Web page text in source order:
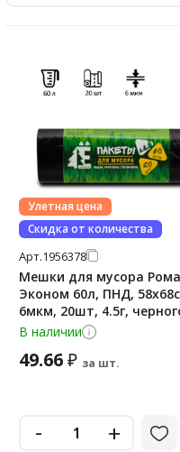
Улетная цена
Скидка от количества
Арт.1956378
Мешки для мусора
Эконом 60л, ПНД,
6мкм, 20шт, 4.5г,
цвета, в рулоне
В наличии
49.66₽ за шт.
- +